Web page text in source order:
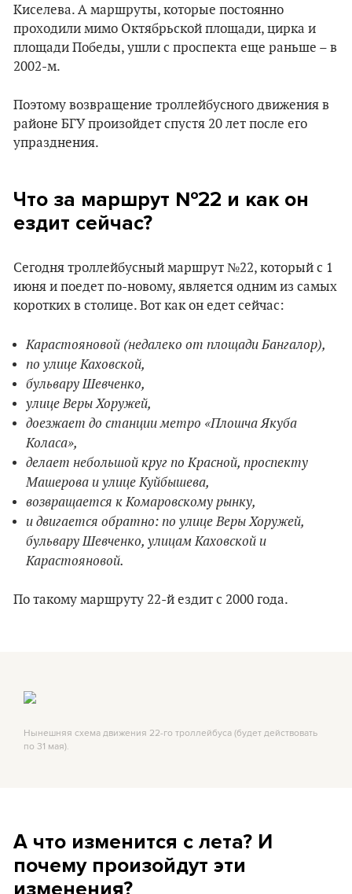
Киселева. А маршруты, которые постоянно
проходили мимо Октябрьской площади, цирка и
площади Победы, ушли с проспекта еще раньше – в
2002-м.
Поэтому возвращение троллейбусного движения в
районе БГУ произойдет спустя 20 лет после его
упразднения.
Что за маршрут №22 и как он
ездит сейчас?
Сегодня троллейбусный маршрут №22, который с 1
июня и поедет по-новому, является одним из самых
коротких в столице. Вот как он едет сейчас:
Карастояновой (недалеко от площади Бангалор),
по улице Каховской,
бульвару Шевченко,
улице Веры Хоружей,
доезжает до станции метро «Плошча Якуба
Коласа»,
делает небольшой круг по Красной, проспекту
Машерова и улице Куйбышева,
возвращается к Комаровскому рынку,
и двигается обратно: по улице Веры Хоружей,
бульвару Шевченко, улицам Каховской и
Карастояновой.
По такому маршруту 22-й ездит с 2000 года.
Нынешняя схема движения 22-го троллейбуса (будет действовать
по 31 мая).
А что изменится с лета? И
почему произойдут эти
изменения?